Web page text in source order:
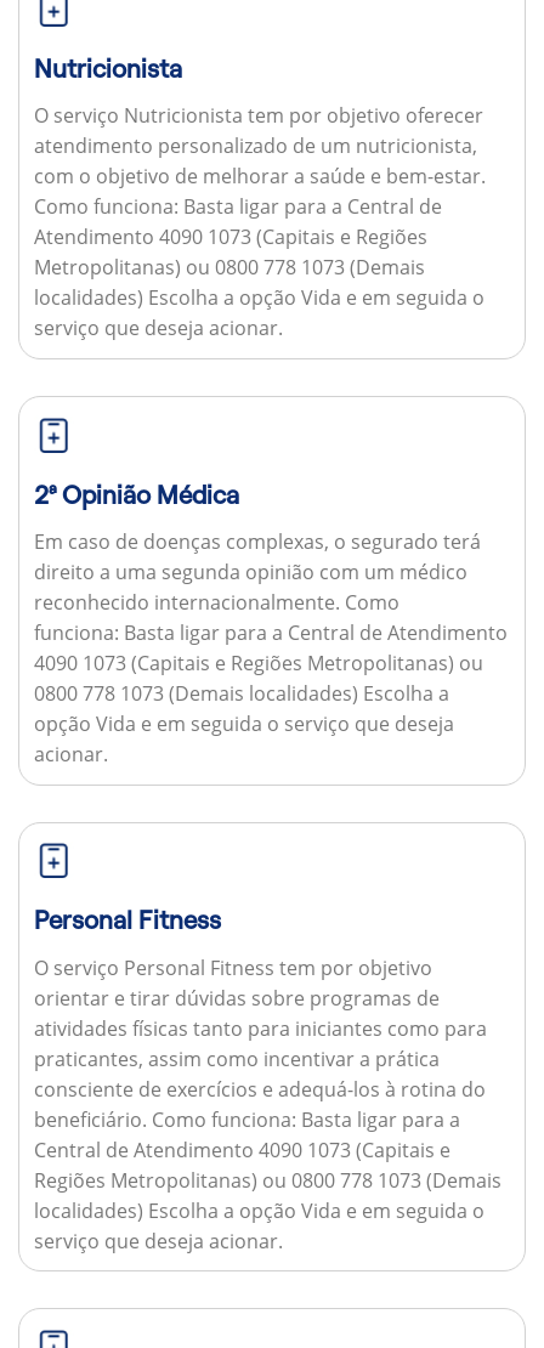
Nutricionista
O serviço Nutricionista tem por objetivo oferecer
atendimento personalizado de um nutricionista,
com o objetivo de melhorar a saúde e bem-estar.
Como funciona: Basta ligar para a Central de
Atendimento 4090 1073 (Capitais e Regiões
Metropolitanas) ou 0800 778 1073 (Demais
localidades) Escolha a opção Vida e em seguida o
serviço que deseja acionar.
2ª Opinião Médica
Em caso de doenças complexas, o segurado terá
direito a uma segunda opinião com um médico
reconhecido internacionalmente. Como
funciona: Basta ligar para a Central de Atendimento
4090 1073 (Capitais e Regiões Metropolitanas) ou
0800 778 1073 (Demais localidades) Escolha a
opção Vida e em seguida o serviço que deseja
acionar.
Personal Fitness
O serviço Personal Fitness tem por objetivo
orientar e tirar dúvidas sobre programas de
atividades físicas tanto para iniciantes como para
praticantes, assim como incentivar a prática
consciente de exercícios e adequá-los à rotina do
beneficiário. Como funciona: Basta ligar para a
Central de Atendimento 4090 1073 (Capitais e
Regiões Metropolitanas) ou 0800 778 1073 (Demais
localidades) Escolha a opção Vida e em seguida o
serviço que deseja acionar.